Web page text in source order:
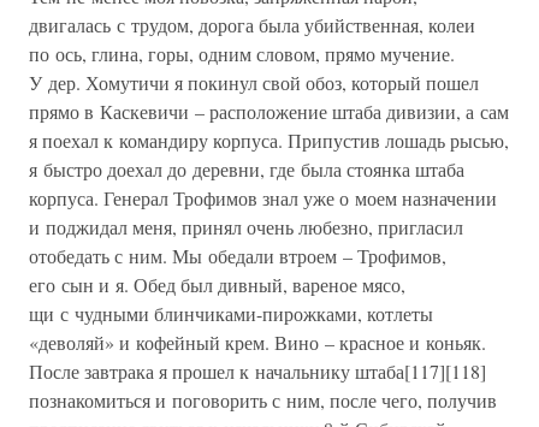
двигалась с трудом, дорога была убийственная, колеи
по ось, глина, горы, одним словом, прямо мучение.
У дер. Хомутичи я покинул свой обоз, который пошел
прямо в Каскевичи – расположение штаба дивизии, а сам
я поехал к командиру корпуса. Припустив лошадь рысью,
я быстро доехал до деревни, где была стоянка штаба
корпуса. Генерал Трофимов знал уже о моем назначении
и поджидал меня, принял очень любезно, пригласил
отобедать с ним. Мы обедали втроем – Трофимов,
его сын и я. Обед был дивный, вареное мясо,
щи с чудными блинчиками-пирожками, котлеты
«деволяй» и кофейный крем. Вино – красное и коньяк.
После завтрака я прошел к начальнику штаба[117][118]
познакомиться и поговорить с ним, после чего, получив